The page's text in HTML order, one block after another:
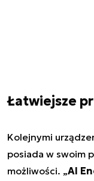
Łatwiejsze
Kolejnymi
posiada w swoim
możliwości. „AI